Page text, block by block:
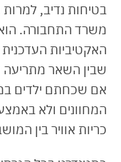
משרד התחבורה.
שבין השאר מתריעה
אם שכחתם ילדים
המחוונים ולא
כריות אוויר בין